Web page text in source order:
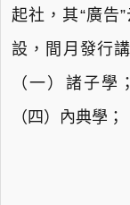
起社，其“廣告
設，間月發行
（一）諸子學
（四）內典學